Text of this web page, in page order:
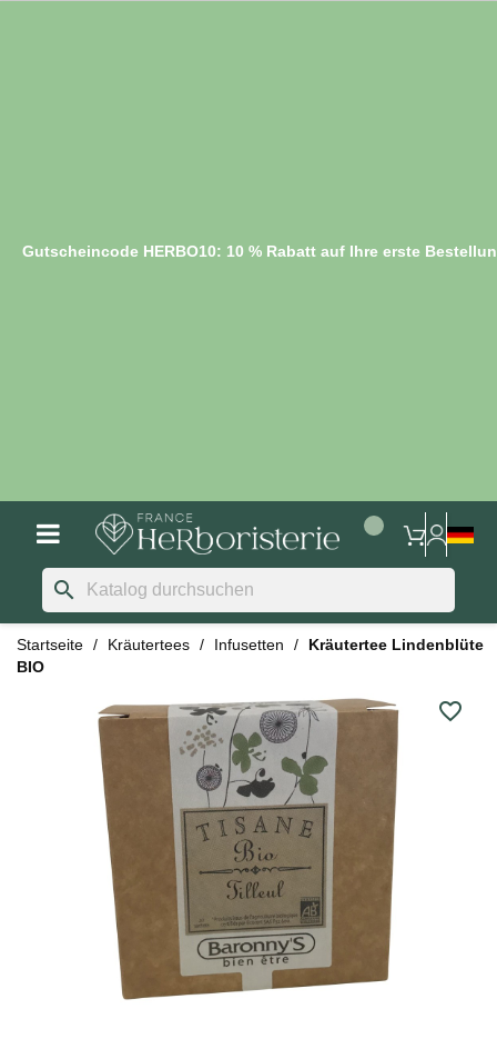
Gutscheincode HERBO10: 10 % Rabatt auf Ihre erste
search
Startseite Kräutertees Infusetten
Kräutertee Lindenblüte
BIO
favorite_border